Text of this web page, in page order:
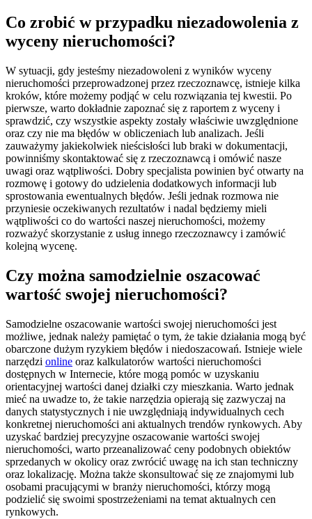
Co zrobić w przypadku niezadowolenia z
wyceny nieruchomości?
W sytuacji, gdy jesteśmy niezadowoleni z wyników wyceny
nieruchomości przeprowadzonej przez rzeczoznawcę, istnieje kilka
kroków, które możemy podjąć w celu rozwiązania tej kwestii. Po
pierwsze, warto dokładnie zapoznać się z raportem z wyceny i
sprawdzić, czy wszystkie aspekty zostały właściwie uwzględnione
oraz czy nie ma błędów w obliczeniach lub analizach. Jeśli
zauważymy jakiekolwiek nieścisłości lub braki w dokumentacji,
powinniśmy skontaktować się z rzeczoznawcą i omówić nasze
uwagi oraz wątpliwości. Dobry specjalista powinien być otwarty na
rozmowę i gotowy do udzielenia dodatkowych informacji lub
sprostowania ewentualnych błędów. Jeśli jednak rozmowa nie
przyniesie oczekiwanych rezultatów i nadal będziemy mieli
wątpliwości co do wartości naszej nieruchomości, możemy
rozważyć skorzystanie z usług innego rzeczoznawcy i zamówić
kolejną wycenę.
Czy można samodzielnie oszacować
wartość swojej nieruchomości?
Samodzielne oszacowanie wartości swojej nieruchomości jest
możliwe, jednak należy pamiętać o tym, że takie działania mogą być
obarczone dużym ryzykiem błędów i niedoszacowań. Istnieje wiele
narzędzi online oraz kalkulatorów wartości nieruchomości
dostępnych w Internecie, które mogą pomóc w uzyskaniu
orientacyjnej wartości danej działki czy mieszkania. Warto jednak
mieć na uwadze to, że takie narzędzia opierają się zazwyczaj na
danych statystycznych i nie uwzględniają indywidualnych cech
konkretnej nieruchomości ani aktualnych trendów rynkowych. Aby
uzyskać bardziej precyzyjne oszacowanie wartości swojej
nieruchomości, warto przeanalizować ceny podobnych obiektów
sprzedanych w okolicy oraz zwrócić uwagę na ich stan techniczny
oraz lokalizację. Można także skonsultować się ze znajomymi lub
osobami pracującymi w branży nieruchomości, którzy mogą
podzielić się swoimi spostrzeżeniami na temat aktualnych cen
rynkowych.